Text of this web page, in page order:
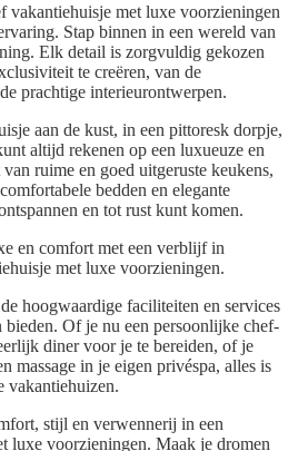
vakantiehuisje met luxe voorzieningen
Stap binnen in een wereld van
Elk detail is zorgvuldig gekozen
te creëren, van de
prachtige interieurontwerpen.
aan de kust, in een pittoresk dorpje,
altijd rekenen op een luxueuze en
ruime en goed uitgeruste keukens,
bedden en elegante
en tot rust kunt komen.
en comfort met een verblijf in
met luxe voorzieningen.
hoogwaardige faciliteiten en services
Of je nu een persoonlijke chef-
diner voor je te bereiden, of je
massage in je eigen privéspa, alles is
vakantiehuizen.
stijl en verwennerij in een
luxe voorzieningen. Maak je dromen